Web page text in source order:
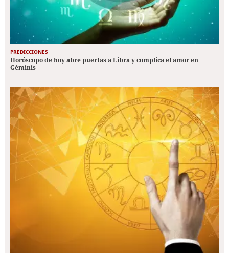
PREDICCIONES
Horóscopo de hoy abre puertas a Libra y complica el amor en
Géminis